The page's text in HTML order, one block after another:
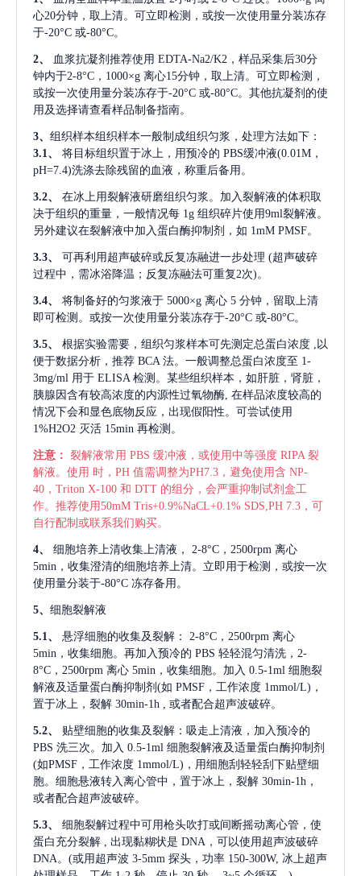
心20分钟，取上清。可立即检测，或按一次使用量分装冻存
于-20°C 或-80°C。
2、 血浆抗凝剂推荐使用 EDTA-Na2/K2，样品采集后30分
钟内于2-8°C，1000×g 离心15分钟，取上清。可立即检测，
或按一次使用量分装冻存于-20°C 或-80°C。其他抗凝剂的使
用及选择请查看样品制备指南。
3、 组织样本组织样本一般制成组织匀浆，处理方法如下：
3.1、
将目标组织置于冰上，用预冷的 PBS缓冲液(0.01M，
pH=7.4)洗涤去除残留的血液，称重后备用。
3.2、
在冰上用裂解液研磨组织匀浆。加入裂解液的体积取
决于组织的重量，一般情况每 1g 组织碎片使用9ml裂解液。
另外建议在裂解液中加入蛋白酶抑制剂，如 1mM PMSF。
3.3、 可再利用超声破碎或反复冻融进一步处理 (超声破碎
过程中，需冰浴降温；反复冻融法可重复2次)。
3.4、 将制备好的匀浆液于 5000×g 离心 5 分钟，留取上清
即可检测。或按一次使用量分装冻存于-20°C 或-80°C。
3.5、 根据实验需要，组织匀浆样本可先测定总蛋白浓度
,以
便于数据分析，推荐 BCA 法。一般调整总蛋白浓度至 1-
3mg/ml 用于 ELISA 检测。某些组织样本，如肝脏，肾脏，
胰腺因含有较高浓度的内源性过氧物酶, 在样品浓度较高的
情况下会和显色底物反应，出现假阳性。可尝试使用
1%H2O2 灭活 15min 再检测。
注意： 裂解液常用 PBS 缓冲液，或使用中等强度 RIPA 裂
解液。使用 时，PH 值需调整为PH7.3，避免使用含 NP-
40，Triton X-100 和 DTT 的组分，会严重抑制试剂盒工
作。推荐使用50mM Tris+0.9%NaCL+0.1% SDS,PH 7.3，可
自行配制或联系我们购买。
4、 细胞培养上清收集上清液，
2-8°C，2500rpm 离心
5min，收集澄清的细胞培养上清。立即用于检测，或按一次
使用量分装于-80°C 冻存备用。
5、 细胞裂解液
5.1、 悬浮细胞的收集及裂解：
2-8°C，2500rpm 离心
5min，收集细胞。再加入预冷的 PBS 轻轻混匀清洗，2-
8°C，2500rpm 离心 5min，收集细胞。加入 0.5-1ml 细胞裂
解液及适量蛋白酶抑制剂(如 PMSF，工作浓度 1mmol/L)，
置于冰上，裂解 30min-1h , 或者配合超声波破碎。
5.2、
贴壁细胞的收集及裂解：吸走上清液，加入预冷的
PBS 洗三次。加入 0.5-1ml 细胞裂解液及适量蛋白酶抑制剂
(如PMSF，工作浓度 1mmol/L)，用细胞刮轻轻刮下贴壁细
胞。细胞悬液转入离心管中，置于冰上，裂解 30min-1h，
或者配合超声波破碎。
5.3、
细胞裂解过程中可用枪头吹打或间断摇动离心管，使
蛋白充分裂解
, 出现黏糊状是 DNA，可以使用超声波破碎
DNA。(或用超声波 3-5mm 探头，功率 150-300W, 冰上超声